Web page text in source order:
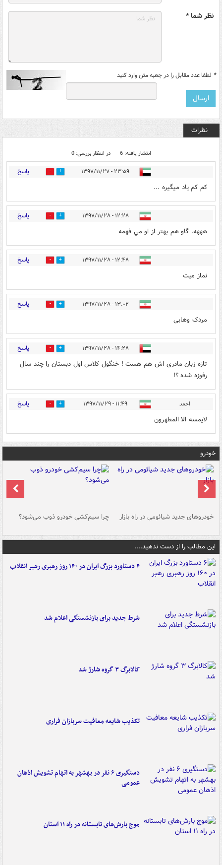
نظر شما *
* لطفا عدد مقابل را در جعبه متن وارد کنید
نظرات
انتشار یافته: 6 در انتظار بررسی: 0
۲۳:۵۹ - ۱۳۹۷/۱۱/۲۷ 0 پاسخ
کم کم یاد میگیره ...
۱۲:۲۸ - ۱۳۹۷/۱۱/۲۸ 1 پاسخ
هههه. گاو هم بهتر از او مي فهمه
۱۲:۴۸ - ۱۳۹۷/۱۱/۲۸ 1 پاسخ
نماز میت
۱۳:۰۲ - ۱۳۹۷/۱۱/۲۸ 2 پاسخ
مردک وهابی
۱۴:۲۸ - ۱۳۹۷/۱۱/۲۸ 3 پاسخ
تازه زبان مادری اش هم هست ! خنگول کلاس اول دبستان را چند سال
رفوزه شده ؟!
احمد ۱۱:۴۹ - ۱۳۹۷/۱۱/۲۹ 2 پاسخ
لایمسه الا المطهرون
خودرو
خودروهای جدید شیائومی در راه بازار چرا سیم‌کشی خودرو ذوب می‌شود؟
این مطالب را از دست ندهید....
۶ دستاورد بزرگ ایران در ۱۶۰ روز رهبری رهبر انقلاب
شرط جدید برای بازنشستگی اعلام شد
کالابرگ ۳ گروه شارژ شد
تکذیب شایعه معافیت سربازان فراری
دستگیری ۶ نفر در بهشهر به اتهام تشویش اذهان
عمومی
موج بارش‌های تابستانه در راه ۱۱ استان